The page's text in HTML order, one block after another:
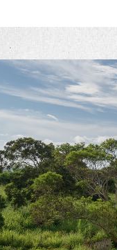
名，向她對這座建
1床）｜空間：約
空間最大海景房
計）｜最多入住：